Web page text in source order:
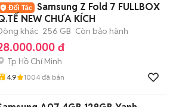
Samsung Z Fold 7 FULLBOX
NEW CHƯA KÍCH
khác 256 GB Còn bảo hành
đ
Tp Hồ Chí Minh
4.9 1004 đã bán